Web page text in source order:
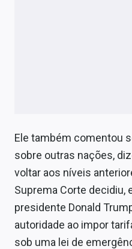
Sobre
Expediente
Contato
Ele também comentou
sobre outras nações,
voltar aos níveis
Suprema Corte decidiu,
presidente Donald
autoridade ao impor
sob uma lei de